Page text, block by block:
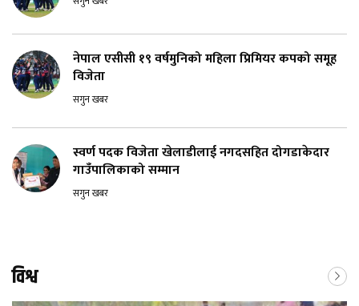
नेपाल एसीसी १९ वर्षमुनिको महिला प्रिमियर कपको समूह
विजेता
सगुन खबर
स्वर्ण पदक विजेता खेलाडीलाई नगदसहित दोगडाकेदार
गाउँपालिकाको सम्मान
सगुन खबर
विश्व